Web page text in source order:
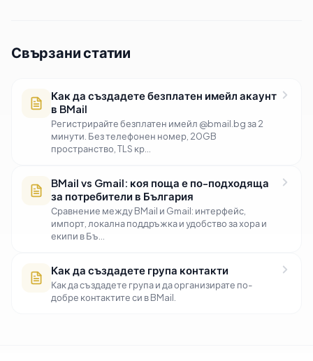
Свързани статии
Как да създадете безплатен имейл акаунт
в BMail
Регистрирайте безплатен имейл @bmail.bg за 2
минути. Без телефонен номер, 20GB
пространство, TLS кр...
BMail vs Gmail: коя поща е по-подходяща
за потребители в България
Сравнение между BMail и Gmail: интерфейс,
импорт, локална поддръжка и удобство за хора и
екипи в Бъ...
Как да създадете група контакти
Как да създадете група и да организирате по-
добре контактите си в BMail.